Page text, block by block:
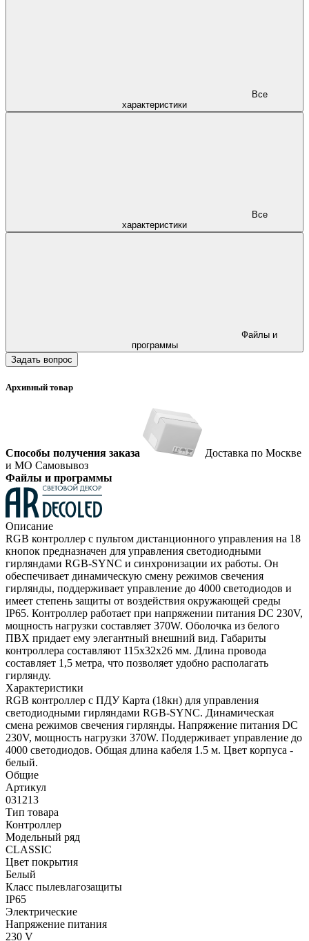
характеристики
характеристики
программы
Задать вопрос
Архивный товар
Способы получения заказа
Доставка по Москве
и МО Самовывоз
Файлы и программы
Описание
RGB контроллер с пультом дистанционного управления на 18
кнопок предназначен для управления светодиодными
гирляндами RGB-SYNC и синхронизации их работы. Он
обеспечивает динамическую смену режимов свечения
гирлянды, поддерживает управление до 4000 светодиодов и
имеет степень защиты от воздействия окружающей среды
IP65. Контроллер работает при напряжении питания DC 230V,
мощность нагрузки составляет 370W. Оболочка из белого
ПВХ придает ему элегантный внешний вид. Габариты
контроллера составляют 115х32х26 мм. Длина провода
составляет 1,5 метра, что позволяет удобно располагать
гирлянду.
Характеристики
RGB контроллер с ПДУ Карта (18кн) для управления
светодиодными гирляндами RGB-SYNC. Динамическая
смена режимов свечения гирлянды. Напряжение питания DC
230V, мощность нагрузки 370W. Поддерживает управление до
4000 светодиодов. Общая длина кабеля 1.5 м. Цвет корпуса -
белый.
Общие
Артикул
031213
Тип товара
Контроллер
Модельный ряд
CLASSIC
Цвет покрытия
Белый
Класс пылевлагозащиты
IP65
Электрические
Напряжение питания
230 V